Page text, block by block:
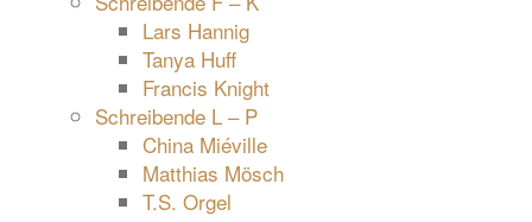
Lars Hannig
Tanya Huff
Francis Knight
Schreibende L – P
China Miéville
Matthias Mösch
T.S. Orgel